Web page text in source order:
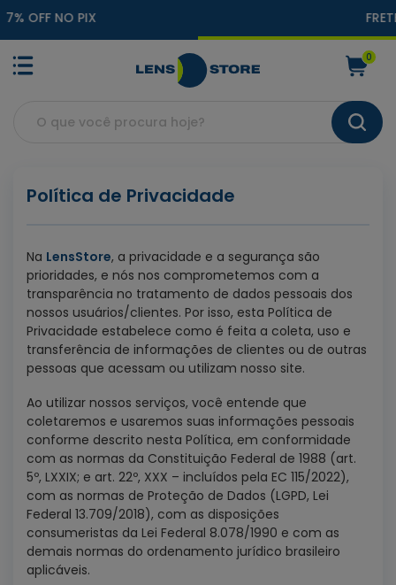
0
Política de Privacidade
Na LensStore, a privacidade e a segurança são
prioridades, e nós nos comprometemos com a
transparência no tratamento de dados pessoais dos
nossos usuários/clientes. Por isso, esta Política de
Privacidade estabelece como é feita a coleta, uso e
transferência de informações de clientes ou de outras
pessoas que acessam ou utilizam nosso site.
Ao utilizar nossos serviços, você entende que
coletaremos e usaremos suas informações pessoais
conforme descrito nesta Política, em conformidade
com as normas da Constituição Federal de 1988 (art.
5º, LXXIX; e art. 22º, XXX – incluídos pela EC 115/2022),
com as normas de Proteção de Dados (LGPD, Lei
Federal 13.709/2018), com as disposições
consumeristas da Lei Federal 8.078/1990 e com as
demais normas do ordenamento jurídico brasileiro
aplicáveis.